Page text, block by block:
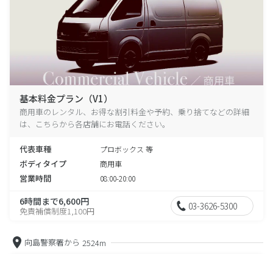
基本料金プラン（V1）
商用車のレンタル、お得な割引料金や予約、乗り捨てなどの詳細
は、こちらから各店舗にお電話ください。
代表車種 プロボックス 等
ボディタイプ 商用車
営業時間 08:00-20:00
6時間まで6,600円
免責補償制度1,100円 03-3626-5300
向島警察署から 2524m